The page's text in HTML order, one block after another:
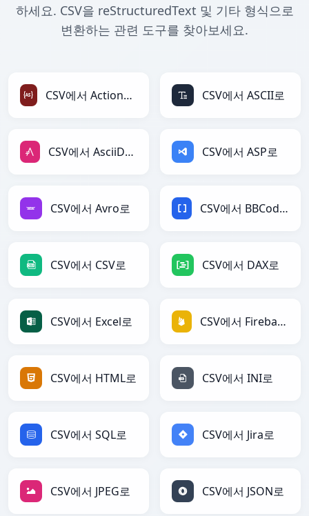
하세요. CSV을 reStructuredText 및 기타 형식으로
변환하는 관련 도구를 찾아보세요.
CSV에서 ActionScript로 CSV에서 ASCII로
CSV에서 AsciiDoc로 CSV에서 ASP로
CSV에서 Avro로 CSV에서 BBCode로
CSV에서 CSV로 CSV에서 DAX로
CSV에서 Excel로 CSV에서 Firebase로
CSV에서 HTML로 CSV에서 INI로
CSV에서 SQL로 CSV에서 Jira로
CSV에서 JPEG로 CSV에서 JSON로